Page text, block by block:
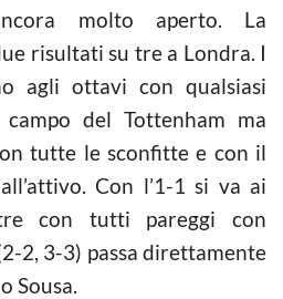
molto aperto. La
risultati su tre a Londra. I
agli ottavi con qualsiasi
del Tottenham ma
tutte le sconfitte e con il
Con l’1-1 si va ai
con tutti pareggi con
2, 3-3) passa direttamente
Sousa.